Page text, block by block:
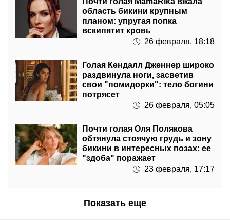
вскипятит кровь
26 февраля, 18:18
Голая Кендалл Дженнер широко
свои "помидорки": тело богини
потрясет
26 февраля, 05:05
Почти голая Оля Полякова
бикини в интересных позах: ее
"здоба" поражает
23 февраля, 17:17